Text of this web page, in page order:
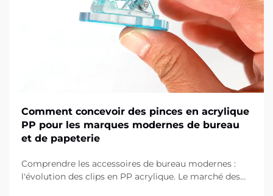
Comment concevoir des pinces en acrylique
PP pour les marques modernes de bureau
et de papeterie
Comprendre les accessoires de bureau modernes :
l'évolution des clips en PP acrylique. Le marché des